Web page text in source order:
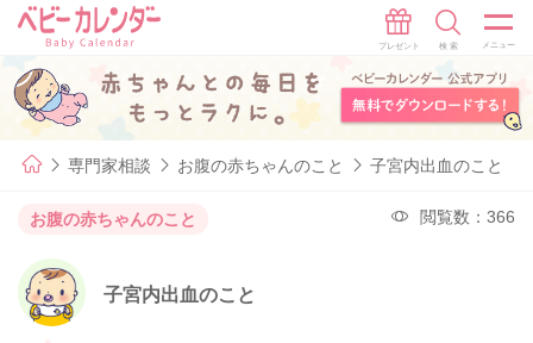
専門家相談 お腹の赤ちゃんのこと 子宮内出血のこと
お腹の赤ちゃんのこと 閲覧数：366
子宮内出血のこと